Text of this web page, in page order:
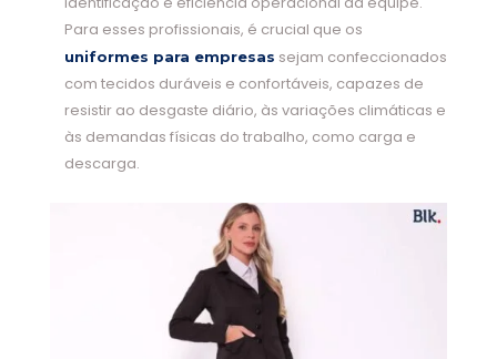
Para esses profissionais, é crucial que os
uniformes para empresas sejam confeccionados
com tecidos duráveis e confortáveis, capazes de
resistir ao desgaste diário, às variações climáticas e
às demandas físicas do trabalho, como carga e
descarga.